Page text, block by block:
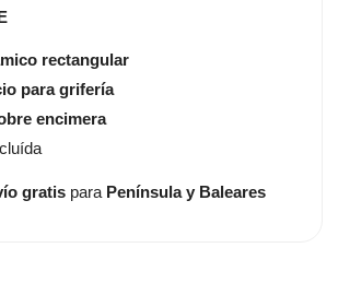
rectangular
para grifería
encimera
gratis para Península y Baleares